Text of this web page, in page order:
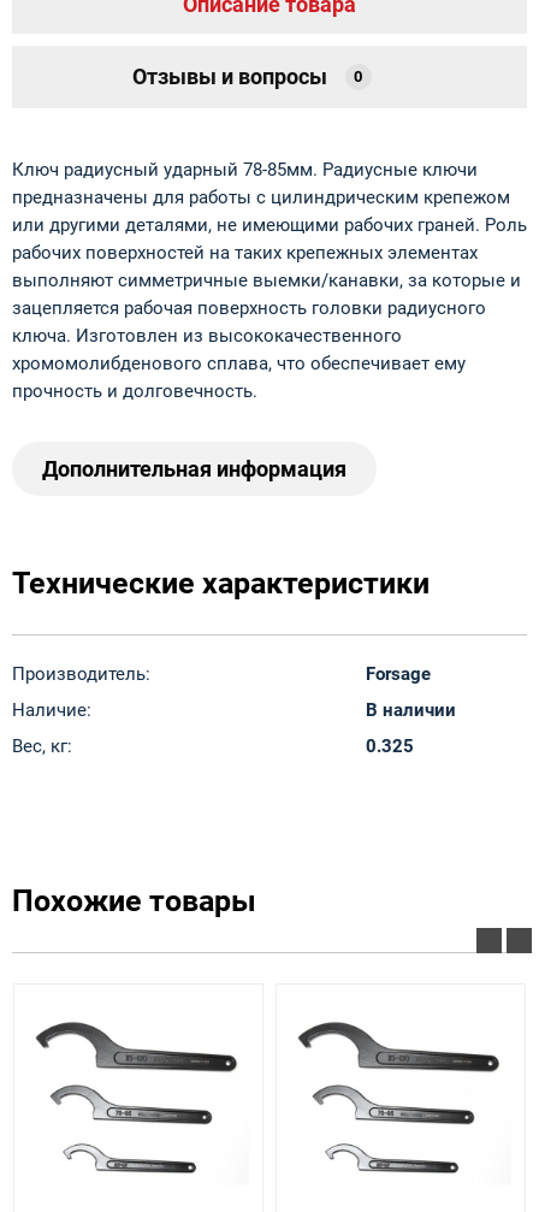
Отзывы и вопросы 0
Ключ радиусный ударный 78-85мм. Радиусные ключи
предназначены для работы с цилиндрическим крепежом
или другими деталями, не имеющими рабочих граней. Роль
рабочих поверхностей на таких крепежных элементах
выполняют симметричные выемки/канавки, за которые и
зацепляется рабочая поверхность головки радиусного
ключа. Изготовлен из высококачественного
хромомолибденового сплава, что обеспечивает ему
прочность и долговечность.
Дополнительная информация
Технические характеристики
Производитель:
Forsage
Наличие:
В наличии
Вес, кг:
0.325
Похожие товары